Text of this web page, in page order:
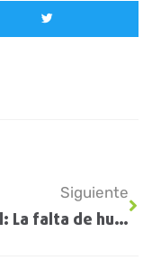
Siguiente
Girasol: La falta de humedad no permite el crecimiento de uno de los cultivos que mejor se portó en el dramático 2022/23